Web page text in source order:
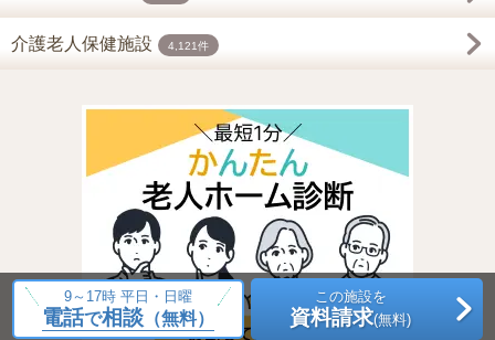
介護老人保健施設 4,121件
9～17時 平日・日曜
電話で相談（無料）
この施設を
資料請求(無料)